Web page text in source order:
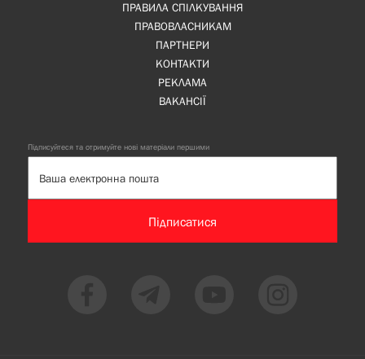
ПРАВИЛА СПІЛКУВАННЯ
ПРАВОВЛАСНИКАМ
ПАРТНЕРИ
КОНТАКТИ
РЕКЛАМА
ВАКАНСІЇ
Підписуйтеся та отримуйте нові матеріали першими
Підписатися